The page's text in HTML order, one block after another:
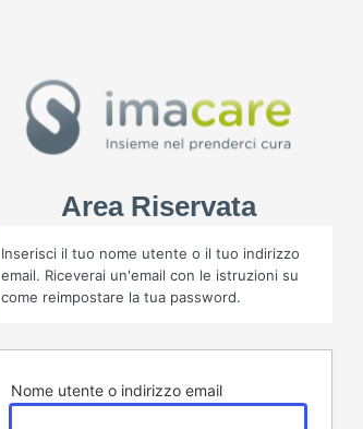
Inserisci il tuo nome utente o il tuo indirizzo
email. Riceverai un'email con le istruzioni su
come reimpostare la tua password.
Nome utente o indirizzo email